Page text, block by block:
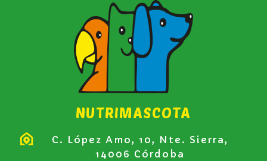
NUTRIMASCOTA
C. López Amo, 10, Nte. Sierra,
14006 Córdoba